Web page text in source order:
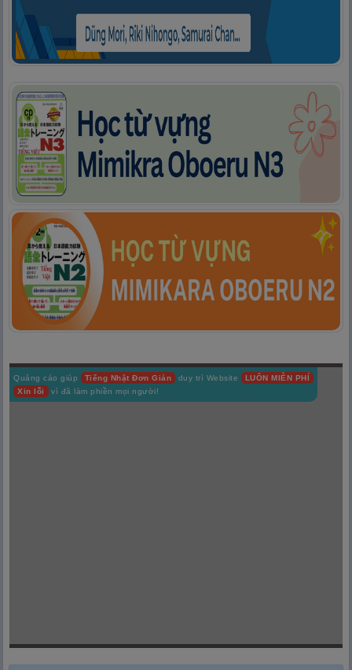
Quảng cáo giúp Tiếng Nhật Đơn Giản duy trì Website
LUÔN MIỄN PHÍ
Xin lỗi
vì đã làm phiền mọi người!